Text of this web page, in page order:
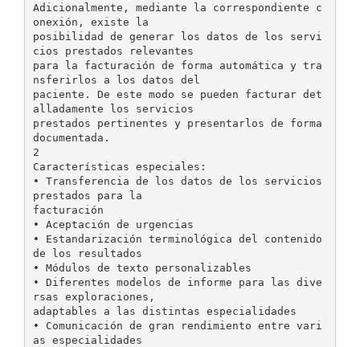
Adicionalmente, mediante la correspondiente c
onexión, existe la
posibilidad de generar los datos de los servi
cios prestados relevantes
para la facturación de forma automática y tra
nsferirlos a los datos del
paciente. De este modo se pueden facturar det
alladamente los servicios
prestados pertinentes y presentarlos de forma
documentada.
2
Características especiales:
• Transferencia de los datos de los servicios
prestados para la
facturación
• Aceptación de urgencias
• Estandarización terminológica del contenido
de los resultados
• Módulos de texto personalizables
• Diferentes modelos de informe para las dive
rsas exploraciones,
adaptables a las distintas especialidades
• Comunicación de gran rendimiento entre vari
as especialidades